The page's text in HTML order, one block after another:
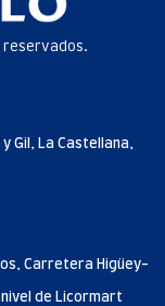
reservados.
Gil, La Castellana,
Carretera Higüey-
nivel de Licormart